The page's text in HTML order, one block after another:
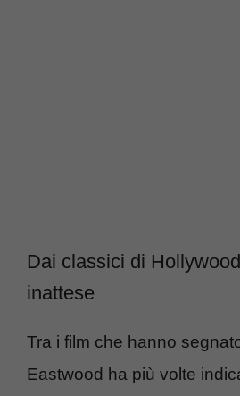
Dai classici di
inattese
Tra i film che hanno
Eastwood ha più volte